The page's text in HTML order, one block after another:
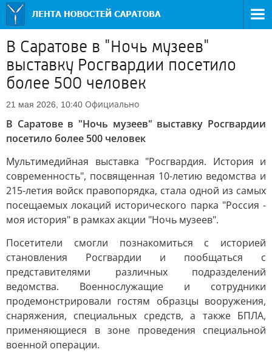
В Саратове в "Ночь музеев"
выставку Росгвардии посетило
более 500 человек
21 мая 2026, 10:40 Официально
В Саратове в "Ночь музеев" выставку Росгвардии
посетило более 500 человек
Мультимедийная выставка "Росгвардия. История и
современность", посвященная 10-летию ведомства и
215-летия войск правопорядка, стала одной из самых
посещаемых локаций исторического парка "Россия -
моя история" в рамках акции "Ночь музеев".
Посетители смогли познакомиться с историей
становления Росгвардии и пообщаться с
представителями различных подразделений
ведомства. Военнослужащие и сотрудники
продемонстрировали гостям образцы вооружения,
снаряжения, специальных средств, а также БПЛА,
применяющиеся в зоне проведения специальной
военной операции.